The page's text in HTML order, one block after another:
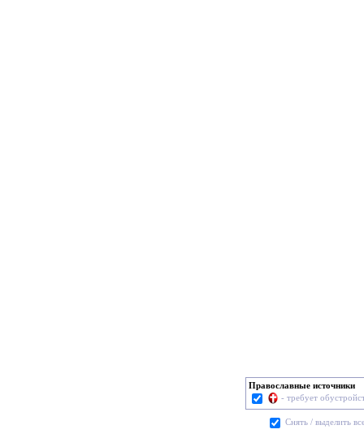
Православные источники
- требует
Cнять / выделить